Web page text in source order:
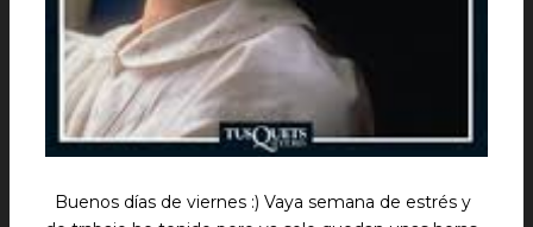
Buenos días de viernes :) Vaya semana de estrés y